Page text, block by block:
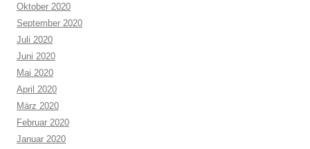
Oktober 2020
September 2020
Juli 2020
Juni 2020
Mai 2020
April 2020
März 2020
Februar 2020
Januar 2020